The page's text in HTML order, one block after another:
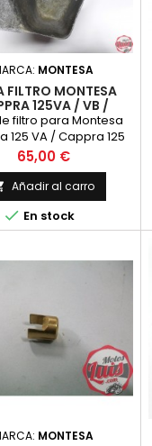
MONTESA
FILTRO MONTESA
125VA / VB /
ENDURO 125H
filtro para Montesa
125 VA / Cappra 125
125H, referencia
3862115
Precio
65,00 €
Añadir al carro
 En stock
MONTESA